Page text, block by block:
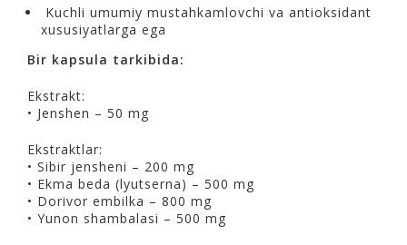
Kuchli umumiy mustahkamlovchi va antioksidant
xususiyatlarga ega
Bir kapsula tarkibida:
Ekstrakt:
• Jenshen – 50 mg
Ekstraktlar:
• Sibir jensheni – 200 mg
• Ekma beda (lyutserna) – 500 mg
• Dorivor embilka – 800 mg
• Yunon shambalasi – 500 mg